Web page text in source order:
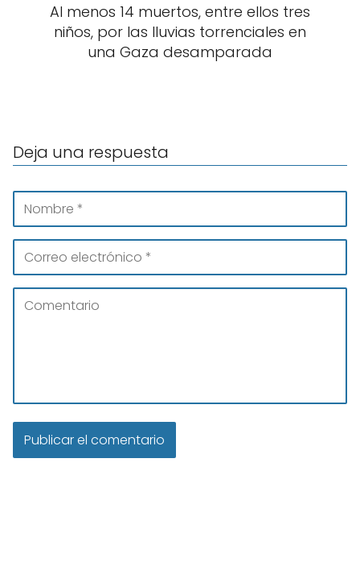
Al menos 14 muertos, entre ellos tres
niños, por las lluvias torrenciales en
una Gaza desamparada
Deja una respuesta